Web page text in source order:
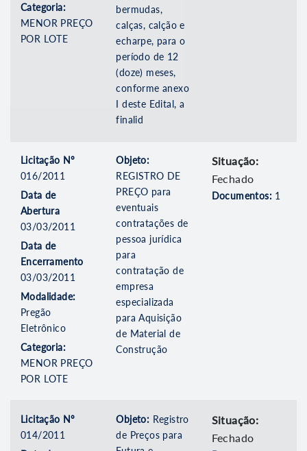
Categoria:
MENOR PREÇO
POR LOTE
bermudas,
calças, calção e
echarpe, para o
período de 12
(doze) meses,
conforme anexo
I deste Edital, a
finalid
Licitação Nº
016/2011
Data de
Abertura
03/03/2011
Data de
Encerramento
03/03/2011
Modalidade:
Pregão
Eletrônico
Categoria:
MENOR PREÇO
POR LOTE
Objeto:
REGISTRO DE
PREÇO para
eventuais
contratações de
pessoa jurídica
para
contratação de
empresa
especializada
para Aquisição
de Material de
Construção
Situação:
Fechado
Documentos: 1
Licitação Nº
014/2011
Objeto: Registro
de Preços para
Situação:
Fechado